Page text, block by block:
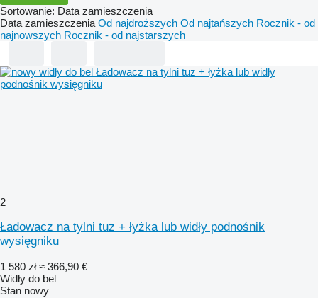
Sortowanie: Data zamieszczenia
Data zamieszczenia Od najdroższych Od najtańszych Rocznik - od
najnowszych Rocznik - od najstarszych
2
Ładowacz na tylni tuz + łyżka lub widły podnośnik
wysięgniku
1 580 zł ≈ 366,90 €
Widły do bel
Stan nowy